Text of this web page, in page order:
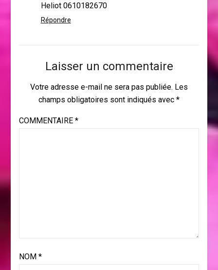
Heliot 0610182670
Répondre
Laisser un commentaire
Votre adresse e-mail ne sera pas publiée. Les
champs obligatoires sont indiqués avec *
COMMENTAIRE *
NOM *